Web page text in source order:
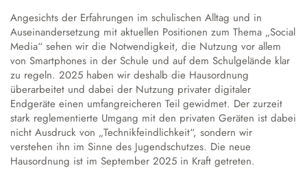
Angesichts der Erfahrungen im schulischen Alltag und in
Auseinandersetzung mit aktuellen Positionen zum Thema „Social
Media“ sehen wir die Notwendigkeit, die Nutzung vor allem
von Smartphones in der Schule und auf dem Schulgelände klar
zu regeln. 2025 haben wir deshalb die Hausordnung
überarbeitet und dabei der Nutzung privater digitaler
Endgeräte einen umfangreicheren Teil gewidmet. Der zurzeit
stark reglementierte Umgang mit den privaten Geräten ist dabei
nicht Ausdruck von „Technikfeindlichkeit“, sondern wir
verstehen ihn im Sinne des Jugendschutzes. Die neue
Hausordnung ist im September 2025 in Kraft getreten.